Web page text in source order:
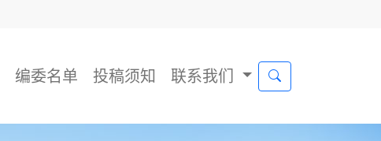
编委名单 投稿须知 联系我们